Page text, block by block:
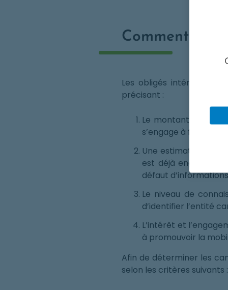
Comment
Les obligés intéressés
précisant :
Le montant en
s’engage à financer
Une estimation du
est déjà engagé
défaut
Le niveau de
d’identifier l’entité
L’intérêt et
à promouvoir la
Afin de déterminer les
selon les critères suivants :